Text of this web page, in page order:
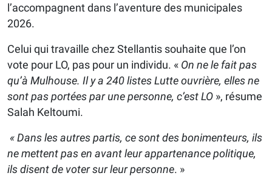
l’accompagnent dans l’aventure des municipales
2026.
Celui qui travaille chez Stellantis souhaite que l’on
vote pour LO, pas pour un individu. « On ne le fait pas
qu’à Mulhouse. Il y a 240 listes Lutte ouvrière, elles ne
sont pas portées par une personne, c’est LO », résume
Salah Keltoumi.
« Dans les autres partis, ce sont des bonimenteurs, ils
ne mettent pas en avant leur appartenance politique,
ils disent de voter sur leur personne. »